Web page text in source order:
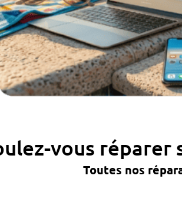
vous réparer
Toutes nos